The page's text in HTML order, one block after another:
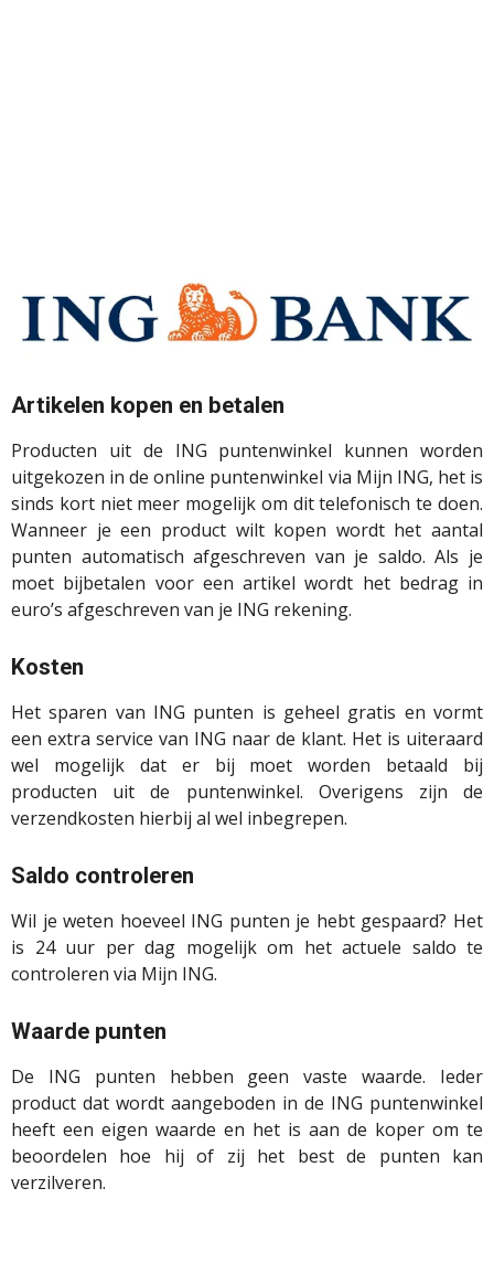
Artikelen kopen en betalen
Producten uit de ING puntenwinkel kunnen worden
uitgekozen in de online puntenwinkel via Mijn ING, het is
sinds kort niet meer mogelijk om dit telefonisch te doen.
Wanneer je een product wilt kopen wordt het aantal
punten automatisch afgeschreven van je saldo. Als je
moet bijbetalen voor een artikel wordt het bedrag in
euro’s afgeschreven van je ING rekening.
Kosten
Het sparen van ING punten is geheel gratis en vormt
een extra service van ING naar de klant. Het is uiteraard
wel mogelijk dat er bij moet worden betaald bij
producten uit de puntenwinkel. Overigens zijn de
verzendkosten hierbij al wel inbegrepen.
Saldo controleren
Wil je weten hoeveel ING punten je hebt gespaard? Het
is 24 uur per dag mogelijk om het actuele saldo te
controleren via Mijn ING.
Waarde punten
De ING punten hebben geen vaste waarde. Ieder
product dat wordt aangeboden in de ING puntenwinkel
heeft een eigen waarde en het is aan de koper om te
beoordelen hoe hij of zij het best de punten kan
verzilveren.